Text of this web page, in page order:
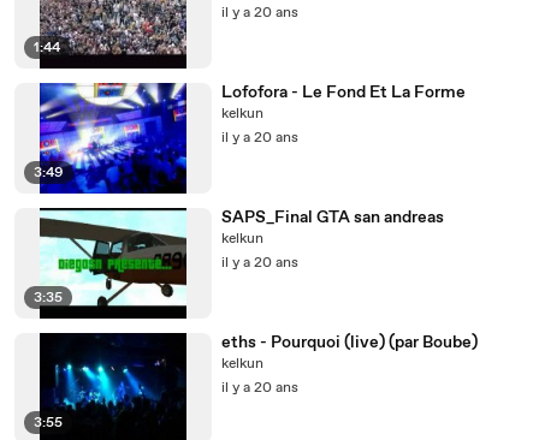
1:44
il y a 20 ans
3:49
Lofofora - Le Fond Et La Forme
kelkun
il y a 20 ans
3:35
SAPS_Final GTA san andreas
kelkun
il y a 20 ans
3:55
eths - Pourquoi (live) (par Boube)
kelkun
il y a 20 ans